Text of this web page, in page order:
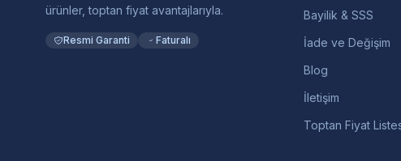
ürünler, toptan fiyat avantajlarıyla.
Resmi Garanti Faturalı
Bayilik & SSS
İade ve Değişim
Blog
İletişim
Toptan Fiyat